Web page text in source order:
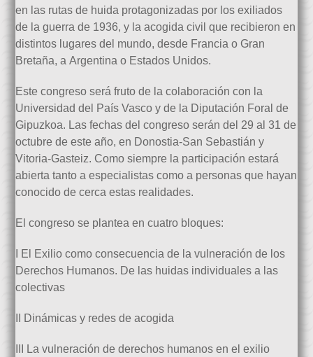
en las rutas de huida protagonizadas por los exiliados
de la guerra de 1936, y la acogida civil que recibieron en
distintos lugares del mundo, desde Francia o Gran
Bretaña, a Argentina o Estados Unidos.
Este congreso será fruto de la colaboración con la
Universidad del País Vasco y de la Diputación Foral de
Gipuzkoa. Las fechas del congreso serán del 29 al 31 de
octubre de este año, en Donostia-San Sebastián y
Vitoria-Gasteiz. Como siempre la participación estará
abierta tanto a especialistas como a personas que hayan
conocido de cerca estas realidades.
El congreso se plantea en cuatro bloques:
I El Exilio como consecuencia de la vulneración de los
Derechos Humanos. De las huidas individuales a las
colectivas
II Dinámicas y redes de acogida
III La vulneración de derechos humanos en el exilio